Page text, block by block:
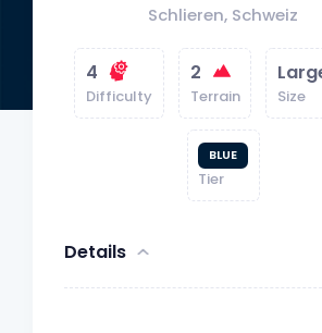
Schlieren, Schweiz
4
Difficulty
2
Terrain Size
BLUE
Tier
Details